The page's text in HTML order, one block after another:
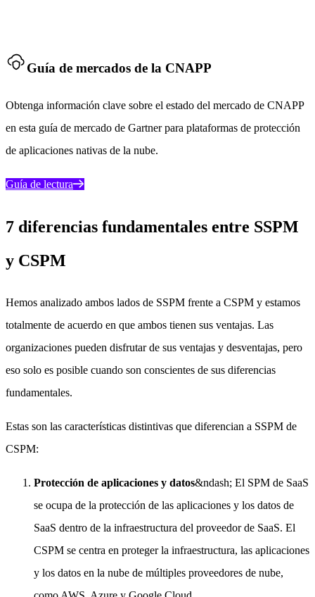
Guía de mercados de la CNAPP
Obtenga información clave sobre el estado del mercado de CNAPP
en esta guía de mercado de Gartner para plataformas de protección
de aplicaciones nativas de la nube.
Guía de lectura
7 diferencias fundamentales entre SSPM
y CSPM
Hemos analizado ambos lados de SSPM frente a CSPM y estamos
totalmente de acuerdo en que ambos tienen sus ventajas. Las
organizaciones pueden disfrutar de sus ventajas y desventajas, pero
eso solo es posible cuando son conscientes de sus diferencias
fundamentales.
Estas son las características distintivas que diferencian a SSPM de
CSPM:
Protección de aplicaciones y datos&ndash; El SPM de SaaS
se ocupa de la protección de las aplicaciones y los datos de
SaaS dentro de la infraestructura del proveedor de SaaS. El
CSPM se centra en proteger la infraestructura, las aplicaciones
y los datos en la nube de múltiples proveedores de nube,